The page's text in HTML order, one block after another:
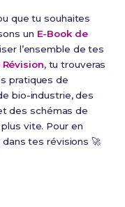
que tu souhaites
un E-Book de
l’ensemble de tes
, tu trouveras
pratiques de
bio-industrie, des
des schémas de
vite. Pour en
dans tes révisions 🚀